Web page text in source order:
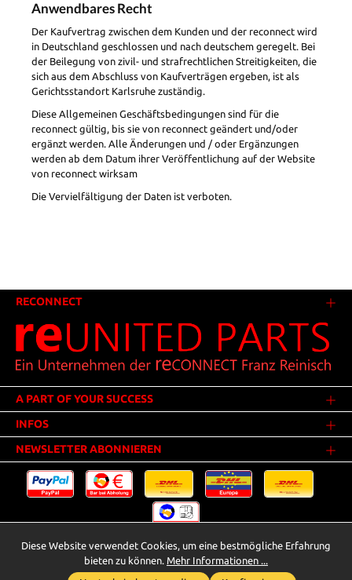
Anwendbares Recht
Der Kaufvertrag zwischen dem Kunden und der reconnect wird
in Deutschland geschlossen und nach deutschem geregelt. Bei
der Beilegung von zivil- und strafrechtlichen Streitigkeiten, die
sich aus dem Abschluss von Kaufverträgen ergeben, ist als
Gerichtsstandort Karlsruhe zuständig.
Diese Allgemeinen Geschäftsbedingungen sind für die
reconnect gültig, bis sie von reconnect geändert und/oder
ergänzt werden. Alle Änderungen und / oder Ergänzungen
werden ab dem Datum ihrer Veröffentlichung auf der Website
von reconnect wirksam
Die Vervielfältigung der Daten ist verboten.
RECONNECT
A PART OF YOUR SUCCESS
INFOS
NEWSLETTER ABONNIEREN
* Alle Preise inkl. gesetzl. Mehrwertsteuer zzgl.Versandkosten
Innerhalb Deutschlands - Versandkostenfrei ab 25,00 Euro Warenwert.
Diese Website verwendet Cookies, um eine bestmögliche Erfahrung
bieten zu können. Mehr Informationen ...